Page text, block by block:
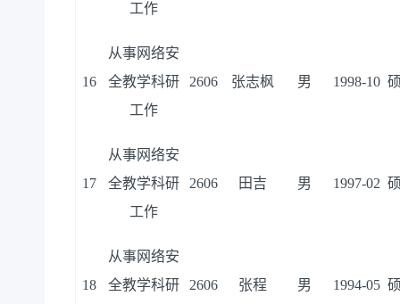
工作
16
从事网络安
全教学科研
工作
2606 张志枫 男 1998-10
17
从事网络安
全教学科研
工作
2606 田吉 男 1997-02
18
从事网络安
全教学科研
2606 张程 男 1994-05